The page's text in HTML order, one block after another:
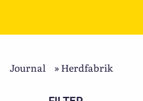
Journal » Herdfabrik